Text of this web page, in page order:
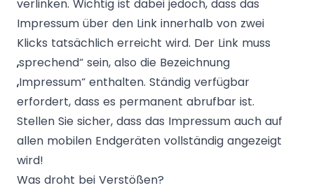
verlinken. Wichtig ist dabei jedoch, dass das
Impressum über den Link innerhalb von zwei
Klicks tatsächlich erreicht wird. Der Link muss
„sprechend“ sein, also die Bezeichnung
„Impressum“ enthalten. Ständig verfügbar
erfordert, dass es permanent abrufbar ist.
Stellen Sie sicher, dass das Impressum auch auf
allen mobilen Endgeräten vollständig angezeigt
wird!
Was droht bei Verstößen?